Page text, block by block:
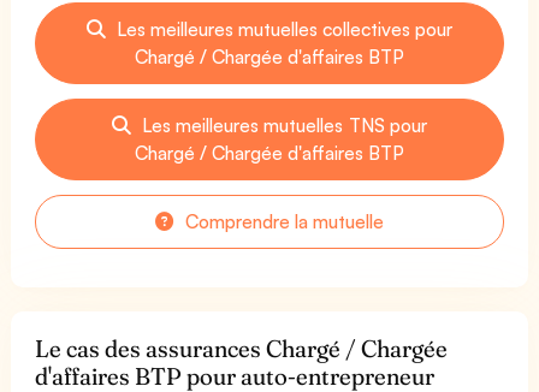
Les meilleures mutuelles collectives pour
Chargé / Chargée d'affaires BTP
Les meilleures mutuelles TNS pour
Chargé / Chargée d'affaires BTP
Comprendre la mutuelle
Le cas des assurances Chargé / Chargée
d'affaires BTP pour auto-entrepreneur